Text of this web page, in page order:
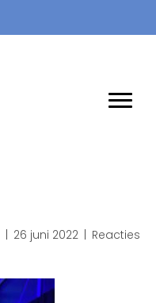
| 26 juni 2022 | Reacties